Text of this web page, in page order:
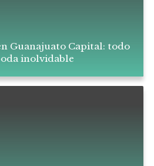
Guanajuato Capital: todo
inolvidable